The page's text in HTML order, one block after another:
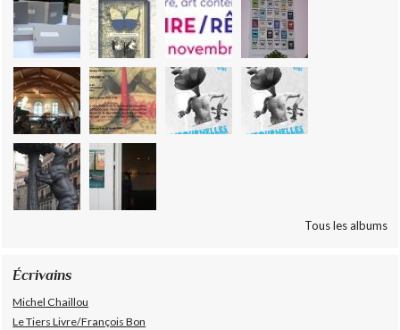
Tous les albums
Écrivains
Michel Chaillou
Le Tiers Livre/François Bon